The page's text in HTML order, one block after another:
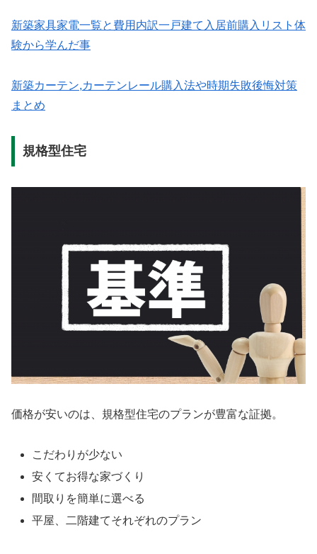
新築家具家電一覧と費用内訳一戸建て入居前購入リスト体
験から学んだ事
新築カーテン,カーテンレール購入法や時期失敗後悔対策
まとめ
規格型住宅
価格が安いのは、規格型住宅のプランが豊富な証拠。
こだわりが少ない
安くてお得な家づくり
間取りを簡単に選べる
平屋、二階建てそれぞれのプラン